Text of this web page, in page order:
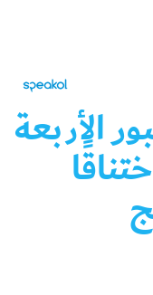
الأربعة